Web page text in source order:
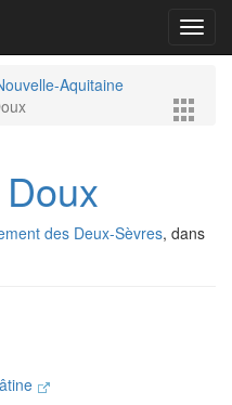
Aquitaine
des Deux-Sèvres, dans